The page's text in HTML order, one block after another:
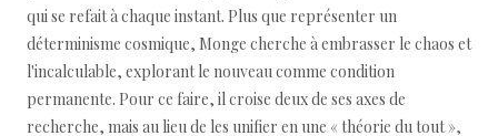
qui se refait à chaque instant. Plus que représenter un
déterminisme cosmique, Monge cherche à embrasser le chaos et
l'incalculable, explorant le nouveau comme condition
permanente. Pour ce faire, il croise deux de ses axes de
recherche, mais au lieu de les unifier en une « théorie du tout »,